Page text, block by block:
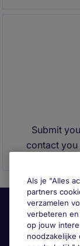
Submit
contact you
Als je "Alles
partners
verzamelen
verbeteren
op jouw